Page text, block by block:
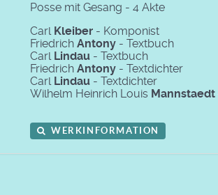
Posse mit Gesang - 4 Akte
Carl Kleiber - Komponist
Friedrich Antony - Textbuch
Carl Lindau - Textbuch
Friedrich Antony - Textdichter
Carl Lindau - Textdichter
Wilhelm Heinrich Louis Mannstaedt
WERKINFORMATION